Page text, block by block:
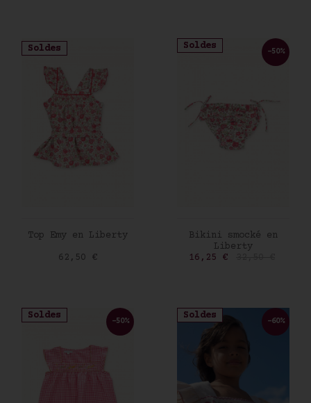
Soldes
AJOUTER AU PANIER
Top Emy en Liberty
Prix
62,50 €
Soldes
AJOUTER AU PANIER
Bikini smocké en
Liberty
Prix
16,25 €
-50%
Soldes
-50%
Soldes
-60%